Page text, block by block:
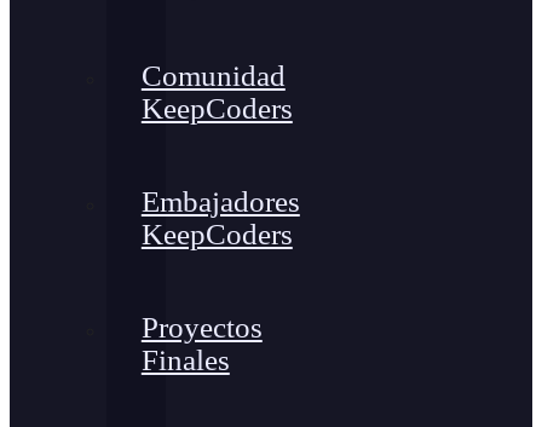
Comunidad
KeepCoders
Embajadores
KeepCoders
Proyectos
Finales